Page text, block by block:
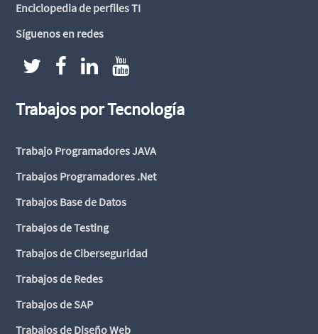
Enciclopedia de perfiles TI
Síguenos en redes
Trabajos por Tecnología
Trabajo Programadores JAVA
Trabajos Programadores .Net
Trabajos Base de Datos
Trabajos de Testing
Trabajos de Ciberseguridad
Trabajos de Redes
Trabajos de SAP
Trabajos de Diseño Web